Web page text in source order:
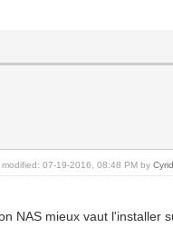
modified: 07-19-2016, 08:48 PM by
NAS mieux vaut l'installer